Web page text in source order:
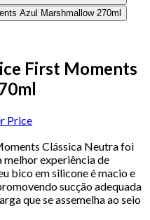
First Moments
Price
Clássica Neutra foi
experiência de
bico em silicone é macio e
sucção adequada
que se assemelha ao seio